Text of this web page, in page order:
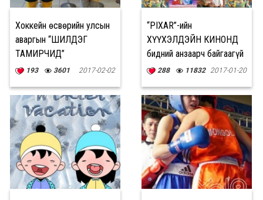
Хоккейн өсвөрийн улсын
аваргын “ШИЛДЭГ
ТАМИРЧИД”
193 3601 2017-02-02
“PIXAR”-ийн
ХҮҮХЭЛДЭЙН КИНОНД
бидний анзаарч байгаагүй
17 НУУЦ
288 11832 2017-01-20